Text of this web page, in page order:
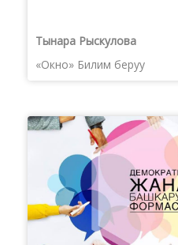
Тынара Рыскулова
«Окно» Билим беруу